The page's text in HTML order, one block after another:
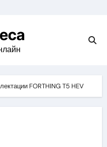
FORTHING T5 HEV